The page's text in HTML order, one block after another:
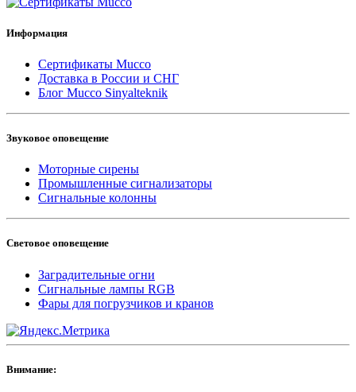
Информация
Сертификаты Mucco
Доставка в России и СНГ
Блог Mucco Sinyalteknik
Звуковое оповещение
Моторные сирены
Промышленные сигнализаторы
Сигнальные колонны
Световое оповещение
Заградительные огни
Сигнальные лампы RGB
Фары для погрузчиков и кранов
Внимание: